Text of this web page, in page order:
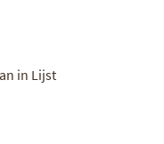
in Lijst